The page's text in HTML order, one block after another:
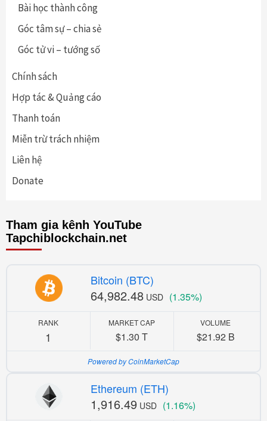
Bài học thành công
Góc tâm sự – chia sẻ
Góc tử vi – tướng số
Chính sách
Hợp tác & Quảng cáo
Thanh toán
Miễn trừ trách nhiệm
Liên hệ
Donate
Tham gia kênh YouTube
Tapchiblockchain.net
Bitcoin (BTC)
64,982.48 USD (1.35%)
RANK
1
MARKET CAP
$1.30 T
VOLUME
$21.92 B
Powered by CoinMarketCap
Ethereum (ETH)
1,916.49 USD (1.16%)